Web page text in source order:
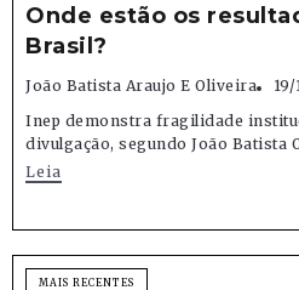
Onde estão os
Brasil?
João Batista Araujo E Oliveira
Inep demonstra fragilidade
divulgação, segundo João Batista
Leia
MAIS RECENTES